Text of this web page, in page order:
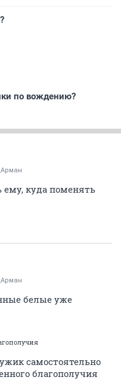
по вождению?
куда поменять
белые уже
самостоятельно
благополучия